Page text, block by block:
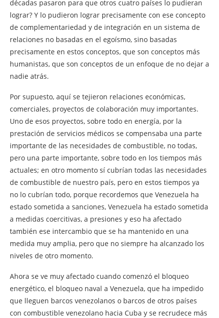
décadas pasaron para que otros cuatro países lo pudieran
lograr? Y lo pudieron lograr precisamente con ese concepto
de complementariedad y de integración en un sistema de
relaciones no basadas en el egoísmo, sino basadas
precisamente en estos conceptos, que son conceptos más
humanistas, que son conceptos de un enfoque de no dejar a
nadie atrás.
Por supuesto, aquí se tejieron relaciones económicas,
comerciales, proyectos de colaboración muy importantes.
Uno de esos proyectos, sobre todo en energía, por la
prestación de servicios médicos se compensaba una parte
importante de las necesidades de combustible, no todas,
pero una parte importante, sobre todo en los tiempos más
actuales; en otro momento sí cubrían todas las necesidades
de combustible de nuestro país, pero en estos tiempos ya
no lo cubrían todo, porque recordemos que Venezuela ha
estado sometida a sanciones, Venezuela ha estado sometida
a medidas coercitivas, a presiones y eso ha afectado
también ese intercambio que se ha mantenido en una
medida muy amplia, pero que no siempre ha alcanzado los
niveles de otro momento.
Ahora se ve muy afectado cuando comenzó el bloqueo
energético, el bloqueo naval a Venezuela, que ha impedido
que lleguen barcos venezolanos o barcos de otros países
con combustible venezolano hacia Cuba y se recrudece más